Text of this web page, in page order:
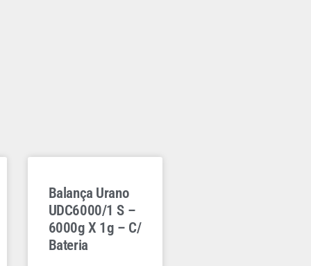
Balança Urano
UDC6000/1 S –
6000g X 1g – C/
Bateria